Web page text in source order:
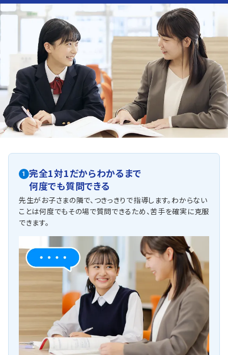
丸内中学校
小松高校の東にあり、意識の高い生徒が多い中学校です。
定期テストや受験対策を行います。
南部中学校
粟津駅の近くにある中学校です。電車や送り迎えで来校い
ただいています。
他にも以下の学校に対応しています
御幸中学校、国府中学校、板津中学校などからもご相談いただい
ております。
1
完全1対1だからわかるまで
何度でも質問できる
先生がお子さまの隣で、つきっきりで指導します。わからない
ことは何度でもその場で質問できるため、苦手を確実に克服
できます。